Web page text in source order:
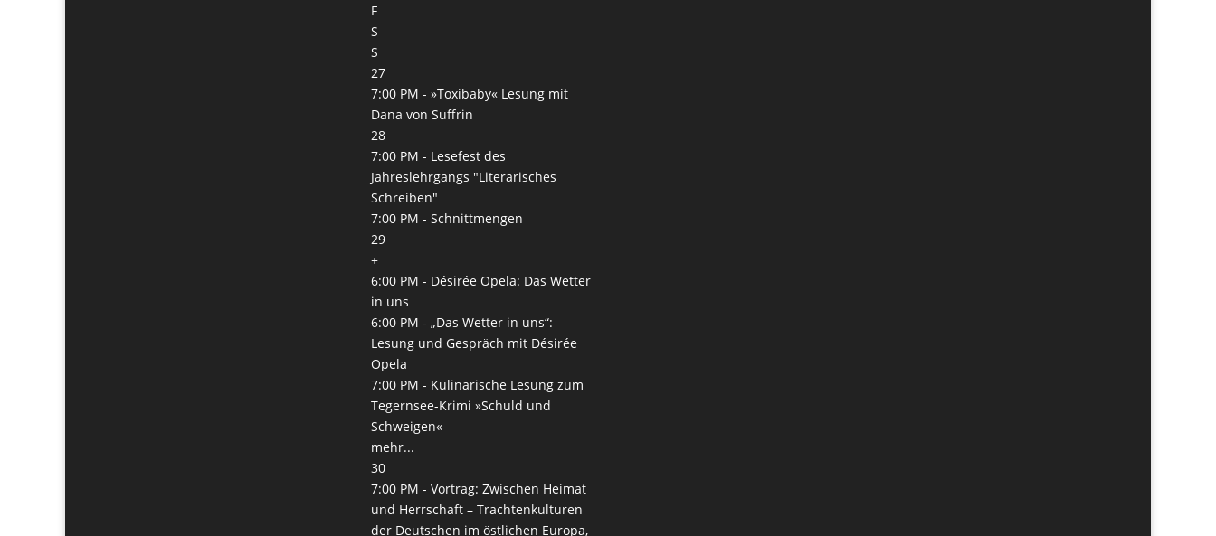
F
S
S
27
7:00 PM -»Toxibaby« Lesung mit
Dana von Suffrin
28
7:00 PM - Lesefest des
Jahreslehrgangs "Literarisches
Schreiben"
7:00 PM -Schnittmengen
29
+
6:00 PM - Désirée Opela: Das Wetter
in uns
6:00 PM -„Das Wetter in uns“:
Lesung und Gespräch mit Désirée
Opela
7:00 PM - Kulinarische Lesung zum
Tegernsee-Krimi »Schuld und
Schweigen«
mehr...
30
7:00 PM -Vortrag: Zwischen Heimat
und Herrschaft – Trachtenkulturen
der Deutschen im östlichen Europa,